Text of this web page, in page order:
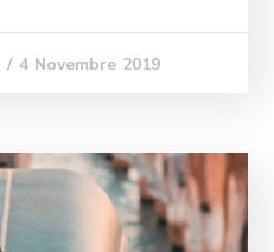
4 Novembre 2019